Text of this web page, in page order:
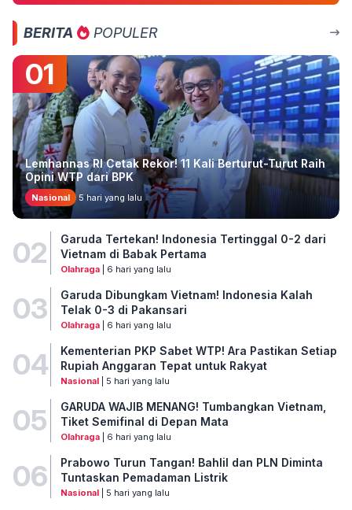
BERITA POPULER
01
Lemhannas RI Cetak Rekor! 11 Kali Berturut-Turut Raih
Opini WTP dari BPK
Nasional 5 hari yang lalu
02
Garuda Tertekan! Indonesia Tertinggal 0-2 dari
Vietnam di Babak Pertama
Olahraga| 6 hari yang lalu
03
Garuda Dibungkam Vietnam! Indonesia Kalah
Telak 0-3 di Pakansari
Olahraga| 6 hari yang lalu
04
Kementerian PKP Sabet WTP! Ara Pastikan Setiap
Rupiah Anggaran Tepat untuk Rakyat
Nasional| 5 hari yang lalu
05
GARUDA WAJIB MENANG! Tumbangkan Vietnam,
Tiket Semifinal di Depan Mata
Olahraga| 6 hari yang lalu
06
Prabowo Turun Tangan! Bahlil dan PLN Diminta
Tuntaskan Pemadaman Listrik
Nasional| 5 hari yang lalu